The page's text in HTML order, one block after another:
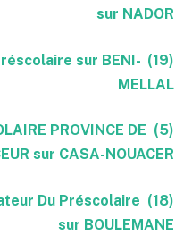
sur NADOR
Préscolaire sur BENI
MELLAL
PROVINCE DE
sur CASA-NOUACER
Du Préscolaire
sur BOULEMANE